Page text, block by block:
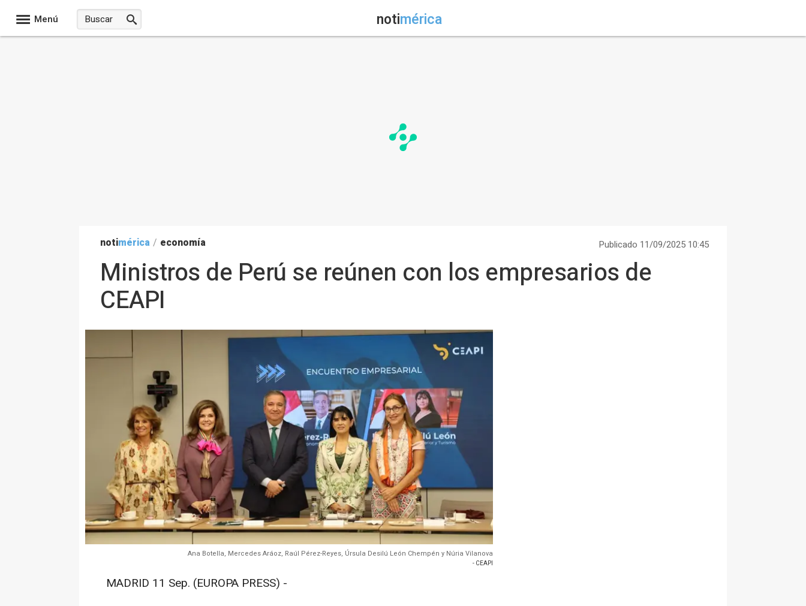
Menú notimérica
notimérica / economía Publicado 11/09/2025 10:45
Ministros de Perú se reúnen con los empresarios de
CEAPI
Ana Botella, Mercedes Aráoz, Raúl Pérez-Reyes, Úrsula Desilú León Chempén y Núria Vilanova
- CEAPI
MADRID 11 Sep. (EUROPA PRESS) -